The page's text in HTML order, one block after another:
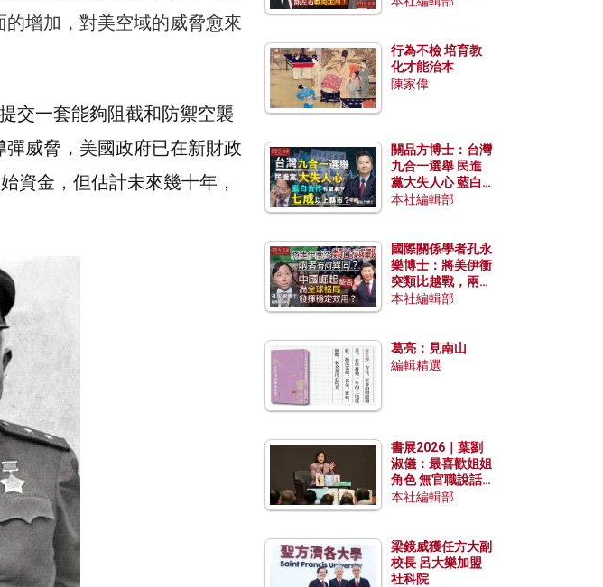
增加，對美空域的威脅愈來
交一套能夠阻截和防禦空襲
威脅，美國政府已在新財政
資金，但估計未來幾十年，
行為不檢 培育教
化才能治本
陳家偉
關品方博士：台灣
九合一選舉 民進
黨大失人心 藍白
合作有望拿下七成
本社編輯部
國際關係學者孔永
樂博士：將美伊衝
突類比越戰，兩者
有何異同？中國崛
本社編輯部
葛亮：見南山
編輯精選
書展2026｜葉劉
淑儀：最喜歡姐姐
角色 無官職說話
包袱少
本社編輯部
梁鏡威獲任方大副
校長 呂大樂加盟
社科院